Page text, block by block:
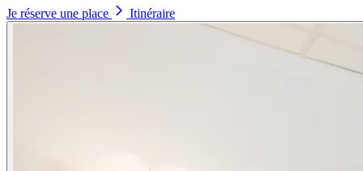
Je réserve une place Itinéraire